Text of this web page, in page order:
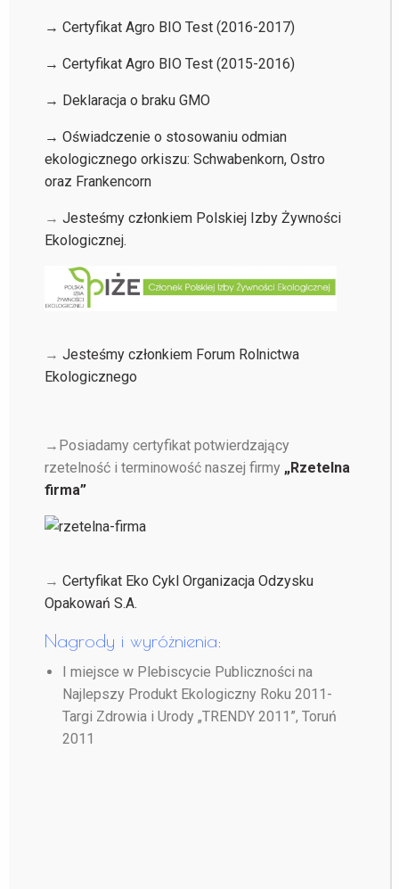
→ Certyfikat Agro BIO Test (2016-2017)
→ Certyfikat Agro BIO Test (2015-2016)
→ Deklaracja o braku GMO
→ Oświadczenie o stosowaniu odmian
ekologicznego orkiszu: Schwabenkorn, Ostro
oraz Frankencorn
→ Jesteśmy członkiem Polskiej Izby Żywności
Ekologicznej.
→ Jesteśmy członkiem Forum Rolnictwa
Ekologicznego
→Posiadamy certyfikat potwierdzający
rzetelność i terminowość naszej firmy „Rzetelna
firma”
→ Certyfikat Eko Cykl Organizacja Odzysku
Opakowań S.A.
Nagrody i wyróżnienia:
I miejsce w Plebiscycie Publiczności na
Najlepszy Produkt Ekologiczny Roku 2011-
Targi Zdrowia i Urody „TRENDY 2011”, Toruń
2011